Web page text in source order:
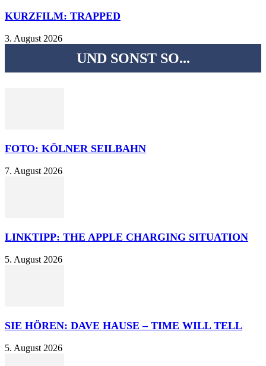
KURZFILM: TRAPPED
3. August 2026
UND SONST SO...
FOTO: KÖLNER SEILBAHN
7. August 2026
LINKTIPP: THE APPLE CHARGING SITUATION
5. August 2026
SIE HÖREN: DAVE HAUSE – TIME WILL TELL
5. August 2026